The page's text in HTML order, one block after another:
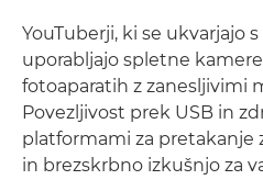
YouTuberji, ki se ukvarjajo
uporabljajo spletne
fotoaparatih z zanesljivimi
Povezljivost prek USB in
platformami za pretakanje
in brezskrbno izkušnjo za